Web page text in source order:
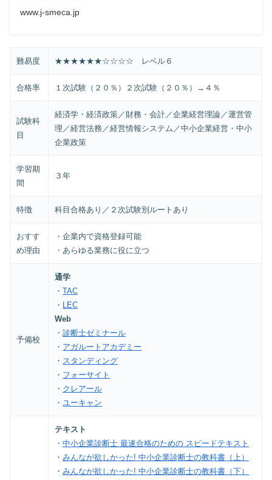
www.j-smeca.jp
難易度 ★★★★★★☆☆☆☆ レベル６
合格率 １次試験（２０％）２次試験（２０％）→４％
試験科
目
経済学・経済政策／財務・会計／企業経営理論／運営管
理／経営法務／経営情報システム／中小企業経営・中小
企業政策
学習期
間
３年
特徴 科目合格あり／２次試験別ルートあり
おすす
め理由
・企業内で資格登録可能
・あらゆる業務に役に立つ
予備校
通学
・TAC
・ LEC
Web
・診断士ゼミナール
・ アガルートアカデミー
・ スタンディング
・ フォーサイト
・ クレアール
・ユーキャン
テキスト
・中小企業診断士 最速合格のための スピードテキスト
・みんなが欲しかった! 中小企業診断士の教科書（上）
・みんなが欲しかった! 中小企業診断士の教科書（下）